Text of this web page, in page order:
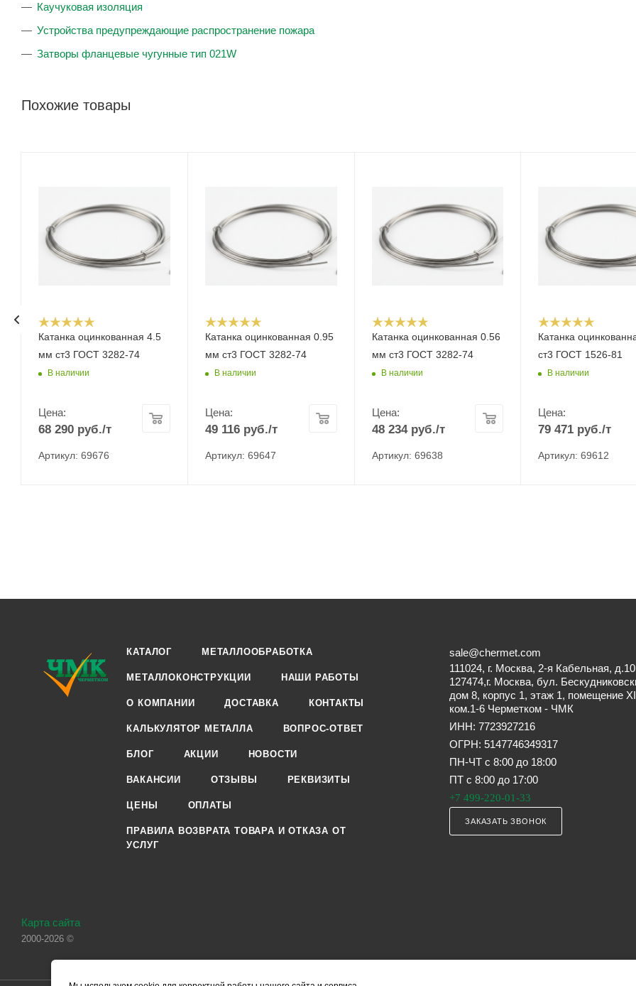
Каучуковая изоляция
Устройства предупреждающие распространение пожара
Затворы фланцевые чугунные тип 021W
Похожие товары
Катанка оцинкованная 4.5
мм ст3 ГОСТ 3282-74
В наличии
Цена:
68 290 руб./т
Артикул: 69676
Катанка оцинкованная 0.95
мм ст3 ГОСТ 3282-74
В наличии
Цена:
49 116руб./т
Артикул: 69647
Катанка оцинкованная 0.56
мм ст3 ГОСТ 3282-74
В наличии
Цена:
48 234руб./т
Артикул: 69638
Катанка
ст3 ГОСТ 1526-81
В наличии
Цена:
79 471 руб./т
Артикул: 69612
КАТАЛОГ МЕТАЛЛООБРАБОТКА
МЕТАЛЛОКОНСТРУКЦИИ НАШИ РАБОТЫ
О КОМПАНИИ ДОСТАВКА КОНТАКТЫ
КАЛЬКУЛЯТОР МЕТАЛЛА ВОПРОС-ОТВЕТ
БЛОГ АКЦИИ НОВОСТИ
ВАКАНСИИ ОТЗЫВЫ РЕКВИЗИТЫ
ЦЕНЫ ОПЛАТЫ
ПРАВИЛА ВОЗВРАТА ТОВАРА И ОТКАЗА ОТ
УСЛУГ
sale@chermet.com
111024, г. Москва, 2-я Кабельная, д.10
127474,г. Москва, бул.
дом 8, корпус 1, этаж 1, помещение
ком.1-6 Черметком - ЧМК
ИНН: 7723927216
ОГРН: 5147746349317
ПН-ЧТ с 8:00 до 18:00
ПТ с 8:00 до 17:00
+7 499-220-01-33
ЗАКАЗАТЬ ЗВОНОК
Карта сайта
2000-2026 ©